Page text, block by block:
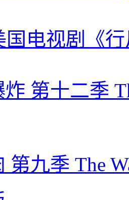
国电视剧《
第十二季
第九季 The